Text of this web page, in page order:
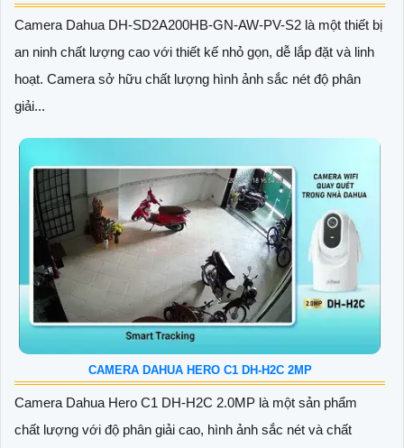
Camera Dahua DH-SD2A200HB-GN-AW-PV-S2 là một thiết bị
an ninh chất lượng cao với thiết kế nhỏ gọn, dễ lắp đặt và linh
hoạt. Camera sở hữu chất lượng hình ảnh sắc nét độ phân
giải...
CAMERA DAHUA HERO C1 DH-H2C 2MP
Camera Dahua Hero C1 DH-H2C 2.0MP là một sản phẩm
chất lượng với độ phân giải cao, hình ảnh sắc nét và chất